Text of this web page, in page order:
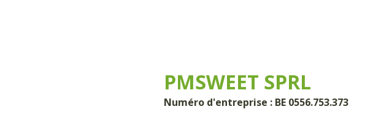
PMSWEET SPRL
Numéro d'entreprise : BE 0556.753.373